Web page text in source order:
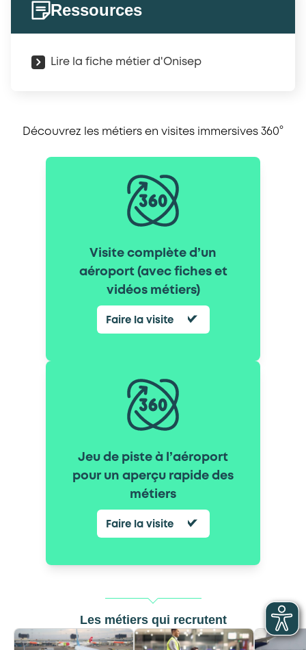
Ressources
Lire la fiche métier d'Onisep
Découvrez les métiers en visites immersives 360°
Visite complète d’un
aéroport (avec fiches et
vidéos métiers)
Faire la visite
Jeu de piste à l’aéroport
pour un aperçu rapide des
métiers
Faire la visite
Les métiers qui recrutent